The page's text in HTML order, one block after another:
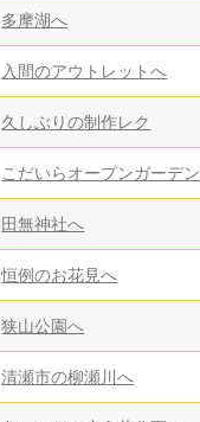
多摩湖へ
入間のアウトレットへ
久しぶりの制作レク
こだいらオープンガーデン
田無神社へ
恒例のお花見へ
狭山公園へ
清瀬市の柳瀬川へ